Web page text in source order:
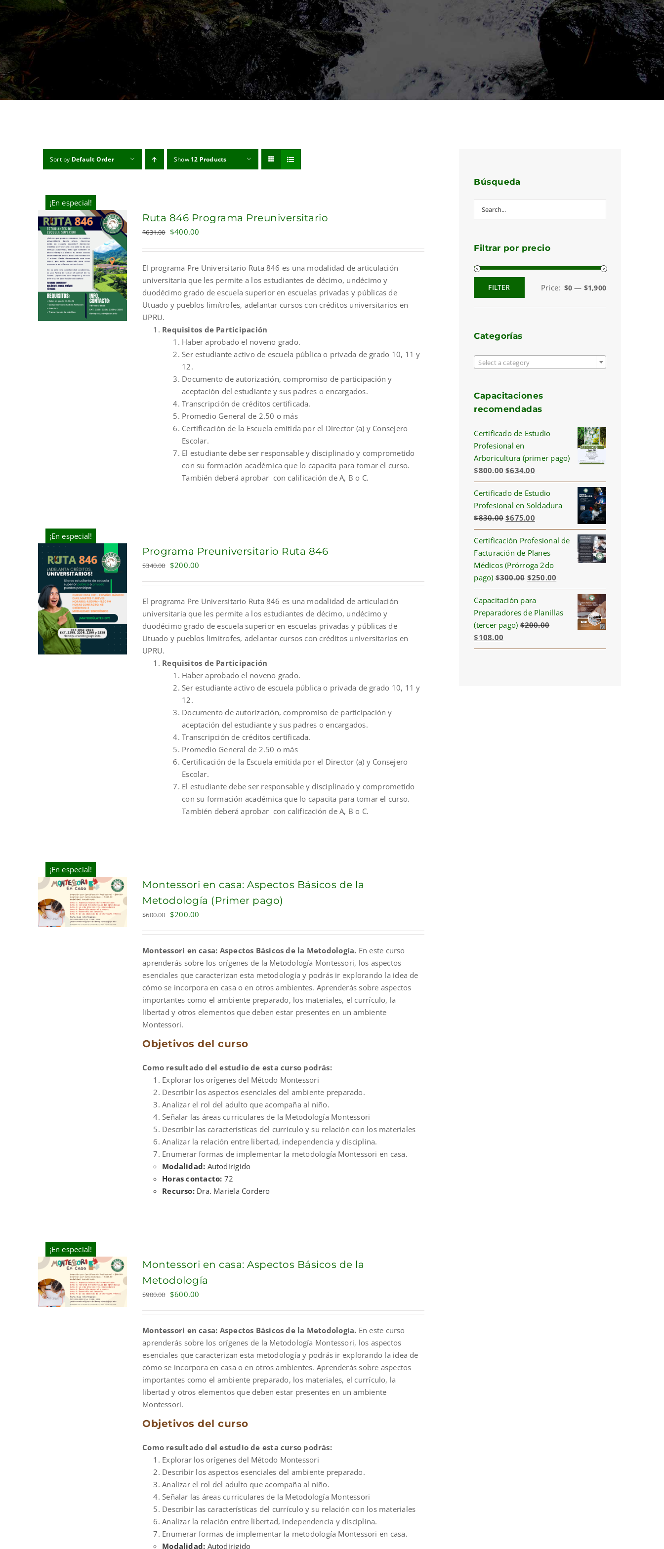
Sort by Default Order Show 12 Products
¡En especial!
Ruta 846 Programa Preuniversitario
$631.00 Original
$631.00.
$400.00
$400.00.
El programa Pre Universitario Ruta 846 es una modalidad de articulación
universitaria que les permite a los estudiantes de décimo, undécimo y
duodécimo grado de escuela superior en escuelas privadas y públicas de
Utuado y pueblos limítrofes, adelantar cursos con créditos universitarios en
UPRU.
Requisitos de Participación
Haber aprobado el noveno grado.
Ser estudiante activo de escuela pública o privada de grado 10, 11 y
12.
Documento de autorización, compromiso de participación y
aceptación del estudiante y sus padres o encargados.
Transcripción de créditos certificada.
Promedio General de 2.50 o más
Certificación de la Escuela emitida por el Director (a) y Consejero
Escolar.
El estudiante debe ser responsable y disciplinado y comprometido
con su formación académica que lo capacita para tomar el curso.
También deberá aprobar con calificación de A, B o C.
¡En especial!
Programa Preuniversitario Ruta 846
$340.00 Original
$340.00.
$200.00
$200.00.
El programa Pre Universitario Ruta 846 es una modalidad de articulación
universitaria que les permite a los estudiantes de décimo, undécimo y
duodécimo grado de escuela superior en escuelas privadas y públicas de
Utuado y pueblos limítrofes, adelantar cursos con créditos universitarios en
UPRU.
Requisitos de Participación
Haber aprobado el noveno grado.
Ser estudiante activo de escuela pública o privada de grado 10, 11 y
12.
Documento de autorización, compromiso de participación y
aceptación del estudiante y sus padres o encargados.
Transcripción de créditos certificada.
Promedio General de 2.50 o más
Certificación de la Escuela emitida por el Director (a) y Consejero
Escolar.
El estudiante debe ser responsable y disciplinado y comprometido
con su formación académica que lo capacita para tomar el curso.
También deberá aprobar con calificación de A, B o C.
¡En especial!
Montessori en casa: Aspectos Básicos de la
Metodología (Primer pago)
$600.00 Original
$600.00.
$200.00
$200.00.
Montessori en casa: Aspectos Básicos de la Metodología. En este curso
aprenderás sobre los orígenes de la Metodología Montessori, los aspectos
esenciales que caracterizan esta metodología y podrás ir explorando la idea de
cómo se incorpora en casa o en otros ambientes. Aprenderás sobre aspectos
importantes como el ambiente preparado, los materiales, el currículo, la
libertad y otros elementos que deben estar presentes en un ambiente
Montessori.
Objetivos del curso
Como resultado del estudio de esta curso podrás:
Explorar los orígenes del Método Montessori
Describir los aspectos esenciales del ambiente preparado.
Analizar el rol del adulto que acompaña al niño.
Señalar las áreas curriculares de la Metodología Montessori
Describir las características del currículo y su relación con los materiales
Analizar la relación entre libertad, independencia y disciplina.
Enumerar formas de implementar la metodología Montessori en casa.
Modalidad: Autodirigido
Horas contacto: 72
Recurso: Dra. Mariela Cordero
¡En especial!
Montessori en casa: Aspectos Básicos de la
Metodología
$900.00 Original
$900.00.
$600.00
$600.00.
Montessori en casa: Aspectos Básicos de la Metodología. En este curso
aprenderás sobre los orígenes de la Metodología Montessori, los aspectos
esenciales que caracterizan esta metodología y podrás ir explorando la idea de
cómo se incorpora en casa o en otros ambientes. Aprenderás sobre aspectos
importantes como el ambiente preparado, los materiales, el currículo, la
libertad y otros elementos que deben estar presentes en un ambiente
Montessori.
Objetivos del curso
Como resultado del estudio de esta curso podrás:
Explorar los orígenes del Método Montessori
Describir los aspectos esenciales del ambiente preparado.
Analizar el rol del adulto que acompaña al niño.
Señalar las áreas curriculares de la Metodología Montessori
Describir las características del currículo y su relación con los materiales
Analizar la relación entre libertad, independencia y disciplina.
Enumerar formas de implementar la metodología Montessori en casa.
Modalidad: Autodirigido
Búsqueda
Filtrar por precio
price
price
FILTER Price: $0— $1,900
Categorías
Select a category
Capacitaciones
recomendadas
Certificado de Estudio
Profesional en
Arboricultura (primer pago)
$800.00 Original
price
was:
$800.00.
$634.00Current
price
is:
$634.00.
Certificado de Estudio
Profesional en Soldadura
$830.00 Original
price
was:
$830.00.
$675.00Current
price
is:
$675.00.
Certificación Profesional de
Facturación de Planes
Médicos (Prórroga 2do
pago) $300.00 Original
price
was:
$300.00.
$250.00
price
$250.00.
Capacitación para
Preparadores de Planillas
(tercer pago) $200.00
Original
price
$108.00
price